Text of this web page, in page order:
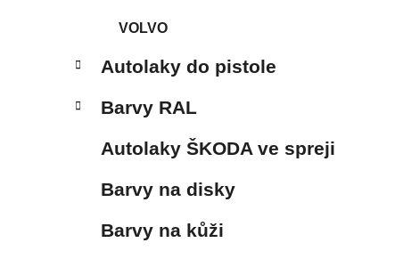
VOLVO
Autolaky do pistole
Barvy RAL
Autolaky ŠKODA ve spreji
Barvy na disky
Barvy na kůži